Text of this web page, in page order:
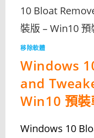
移除軟體
Windows
and
Win10 預裝
Windows 10